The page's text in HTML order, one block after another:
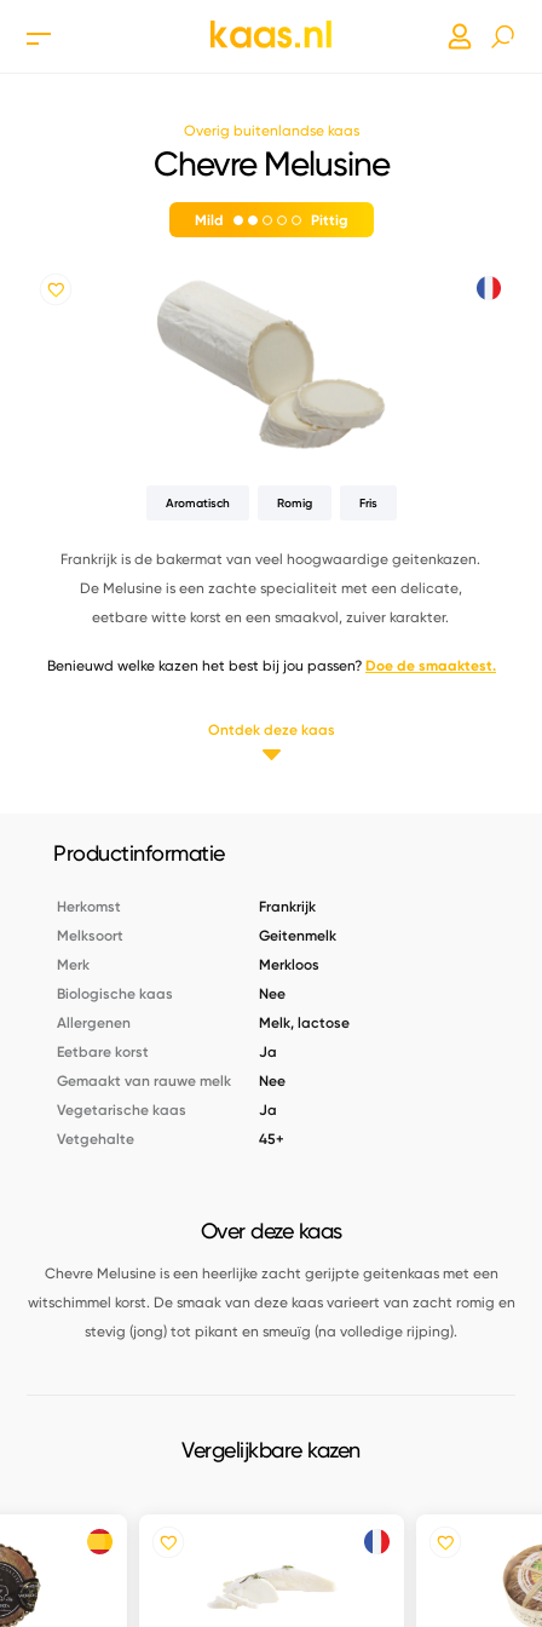
Overig buitenlandse kaas
Chevre Melusine
Mild Pittig
Aromatisch Romig Fris
Frankrijk is de bakermat van veel hoogwaardige geitenkazen.
De Melusine is een zachte specialiteit met een delicate,
eetbare witte korst en een smaakvol, zuiver karakter.
Benieuwd welke kazen het best bij jou passen? Doe de smaaktest.
Ontdek deze kaas
Productinformatie
Herkomst
Frankrijk
Melksoort
Geitenmelk
Merk
Merkloos
Biologische kaas
Nee
Allergenen
Melk, lactose
Eetbare korst
Ja
Gemaakt van rauwe melk
Nee
Vegetarische kaas
Ja
Vetgehalte
45+
Over deze kaas
Chevre Melusine is een heerlijke zacht gerijpte geitenkaas met een
witschimmel korst. De smaak van deze kaas varieert van zacht romig en
stevig (jong) tot pikant en smeuïg (na volledige rijping).
Vergelijkbare kazen